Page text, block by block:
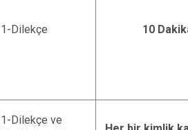
1-Dilekçe 10
1-Dilekçe ve